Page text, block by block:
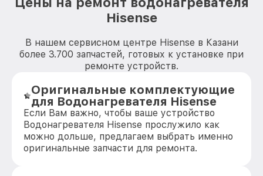
Hisense
В нашем сервисном центре Hisense в Казани
более 3.700 запчастей, готовых к установке при
ремонте устройств.
Оригинальные комплектующие
для Водонагревателя Hisense
Если Вам важно, чтобы ваше устройство
Водонагревателя Hisense прослужило как
можно дольше, предлагаем выбрать именно
оригинальные запчасти для ремонта.